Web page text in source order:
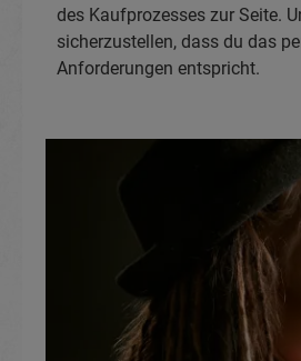
des Kaufprozesses zur Seite.
sicherzustellen, dass du das
Anforderungen entspricht.